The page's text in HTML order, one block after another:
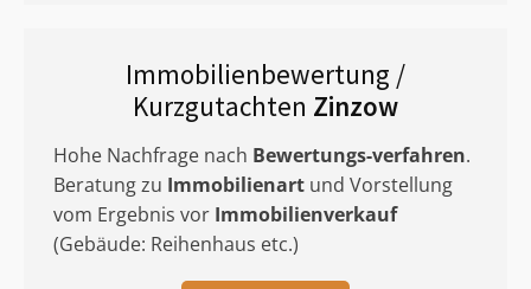
Immobilienbewertung /
Kurzgutachten Zinzow
Hohe Nachfrage nach Bewertungs-verfahren.
Beratung zu Immobilienart und Vorstellung
vom Ergebnis vor Immobilienverkauf
(Gebäude: Reihenhaus etc.)